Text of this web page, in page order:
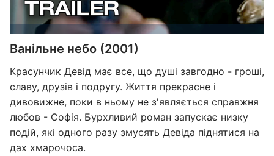
Ванільне небо (2001)
Красунчик Девід має все, що душі завгодно - гроші,
славу, друзів і подругу. Життя прекрасне і
дивовижне, поки в ньому не з'являється справжня
любов - Софія. Бурхливий роман запускає низку
подій, які одного разу змусять Девіда піднятися на
дах хмарочоса.